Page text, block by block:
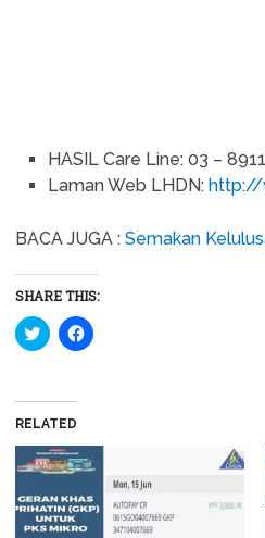
HASIL Care Line: 03 –
Laman Web LHDN:http://
BACA JUGA : Semakan
SHARE THIS:
Click
to
(Opens
in
new
window)
Click
to
window)
RELATED